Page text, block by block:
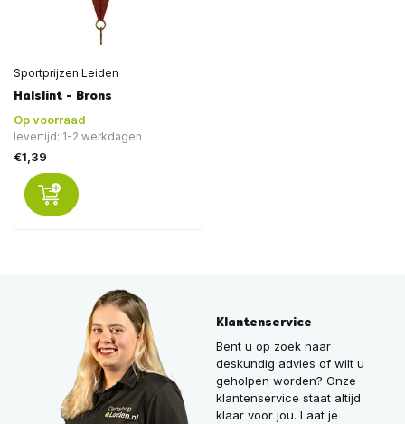
Sportprijzen Leiden
Halslint - Brons
Op voorraad
levertijd: 1-2 werkdagen
€1,39
Klantenservice
Bent u op zoek naar
deskundig advies of wilt u
geholpen worden? Onze
klantenservice staat altijd
klaar voor jou. Laat je